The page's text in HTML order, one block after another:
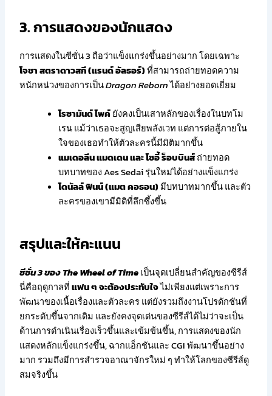
3. การแสดงของนักแสดง
การแสดงในซีซั่น 3 ถือว่าแข็งแกร่งขึ้นอย่างมาก โดยเฉพาะ
โจชา สตราดาวสกี (แรนด์ อัลธอร์)ที่สามารถถ่ายทอดความ
หนักหน่วงของการเป็นDragon Rebornได้อย่างยอดเยี่ยม
โรซามันด์ ไพค์ยังคงเป็นเสาหลักของเรื่องในบทโม
เรน แม้ว่าเธอจะสูญเสียพลังเวท แต่การต่อสู้ภายใน
ใจของเธอทำให้ตัวละครนี้มีมิติมากขึ้น
แมเดอลีน แมดเดน และ โซอี้ ร็อบบินส์ถ่ายทอด
บทบาทของ Aes Sedai รุ่นใหม่ได้อย่างแข็งแกร่ง
โดนัลล์ ฟินน์ (แมต คอธอน)มีบทบาทมากขึ้น และตัว
ละครของเขามีมิติที่ลึกซึ้งขึ้น
สรุปและให้คะแนน
ซีซั่น 3 ของ The Wheel of Timeเป็นจุดเปลี่ยนสำคัญของซีรีส์
นี่คือฤดูกาลที่แฟน ๆ จะต้องประทับใจไม่เพียงแต่เพราะการ
พัฒนาของเนื้อเรื่องและตัวละคร แต่ยังรวมถึงงานโปรดักชันที่
ยกระดับขึ้นจากเดิม และยังคงจุดเด่นของซีรีส์ได้ไม่ว่าจะเป็น
ด้านการดำเนินเรื่องเร็วขึ้นและเข้มข้นขึ้น, การแสดงของนัก
แสดงหลักแข็งแกร่งขึ้น, ฉากแอ็กชันและ CGI พัฒนาขึ้นอย่าง
มาก รวมถึงมีการสำรวจอาณาจักรใหม่ ๆ ทำให้โลกของซีรีส์ดู
สมจริงขึ้น